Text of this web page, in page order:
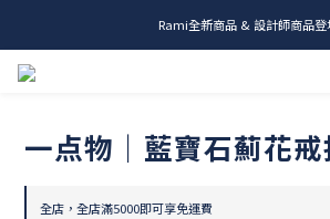
me.ie & A-Y2 新發售
Rami全新商品 & 設計師商品登
一点物｜藍寶石薊花戒
全店，全店滿5000即可享免運費